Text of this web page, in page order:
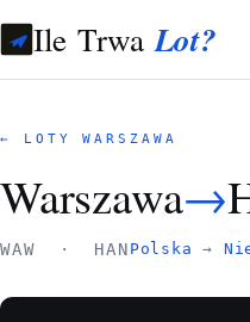
Ile TrwaLot?
← LOTY WARSZAWA
Warszawa→
WAW · HAN Polska →